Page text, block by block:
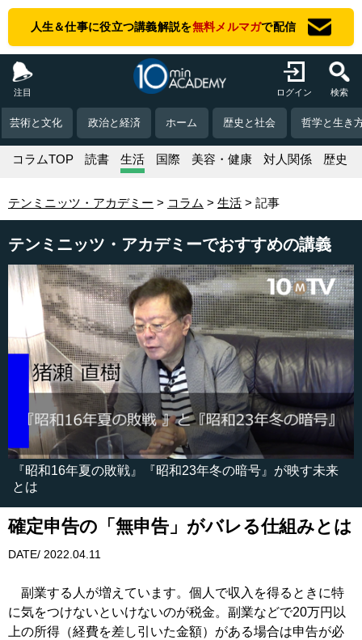
人生＆仕事に役立つ講義解説を無料メルマガで配信
注目 ログイン 検索
芸術と文化 政治と経済 ホーム 歴史と社会 哲学と生き
コラムTOP 読書 生活 国際 美容・健康 対人関係 歴史
テンミニッツ・アカデミー コラム 生活 記事
テンミニッツ・アカデミーでおすすめの講義
『昭和16年夏の敗戦』『昭和23年冬の暗号』が映す未来
とは
確定申告の「無申告」がバレる仕組みとは
DATE/ 2022.04.11
副業する人が増えています。個人で収入を得るときに特
に気をつけないといけないのが税金。副業などで20万円以
上の所得（経費を差し引いた金額）がある場合は申告が必